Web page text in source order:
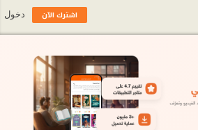
اشترك الآن دخول